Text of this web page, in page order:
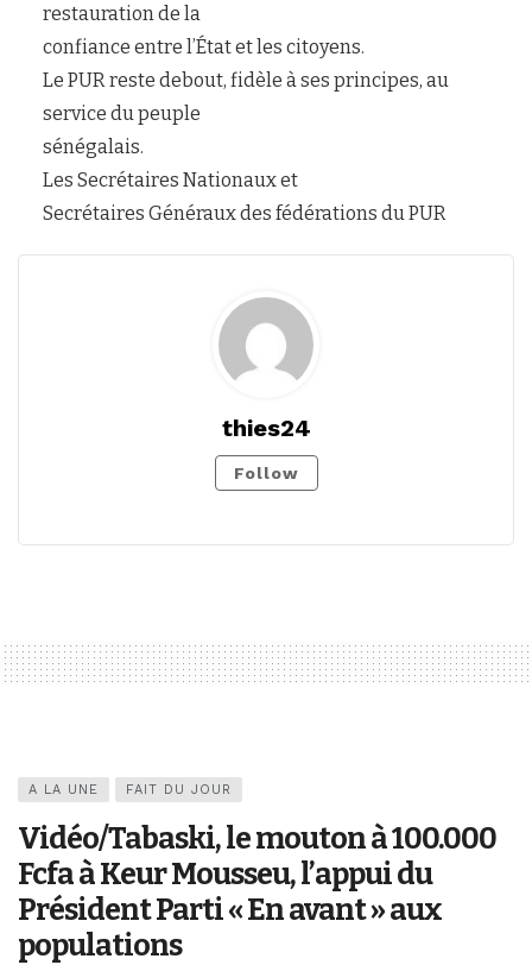
restauration de la
confiance entre l’État et les citoyens.
Le PUR reste debout, fidèle à ses principes, au
service du peuple
sénégalais.
Les Secrétaires Nationaux et
Secrétaires Généraux des fédérations du PUR
thies24
Follow
A LA UNE FAIT DU JOUR
Vidéo/Tabaski, le mouton à 100.000
Fcfa à Keur Mousseu, l’appui du
Président Parti « En avant » aux
populations